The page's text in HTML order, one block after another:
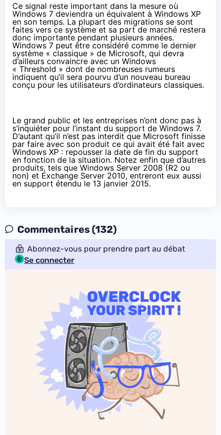
Ce signal reste important dans la mesure où
Windows 7 deviendra un équivalent à Windows XP
en son temps. La plupart des migrations se sont
faites vers ce système et sa part de marché restera
donc importante pendant plusieurs années.
Windows 7 peut être considéré comme le dernier
système « classique » de Microsoft, qui devra
d’ailleurs convaincre avec un Windows
« Threshold » dont de nombreuses rumeurs
indiquent qu’il sera pourvu d’un nouveau bureau
conçu pour les utilisateurs d’ordinateurs classiques.
Le grand public et les entreprises n’ont donc pas à
s’inquiéter pour l’instant du support de Windows 7.
D’autant qu’il n’est pas interdit que Microsoft finisse
par faire avec son produit ce qui avait été fait avec
Windows XP : repousser la date de fin du support
en fonction de la situation. Notez enfin que d’autres
produits, tels que Windows Server 2008 (R2 ou
non) et Exchange Server 2010, entreront eux aussi
en support étendu le 13 janvier 2015.
Commentaires (132)
Abonnez-vous pour prendre part au débat
Se connecter